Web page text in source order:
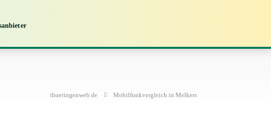
thueringenweb.de Mobilfunkvergleich in Melkers